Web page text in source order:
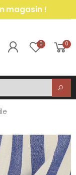
magasin !
0 0